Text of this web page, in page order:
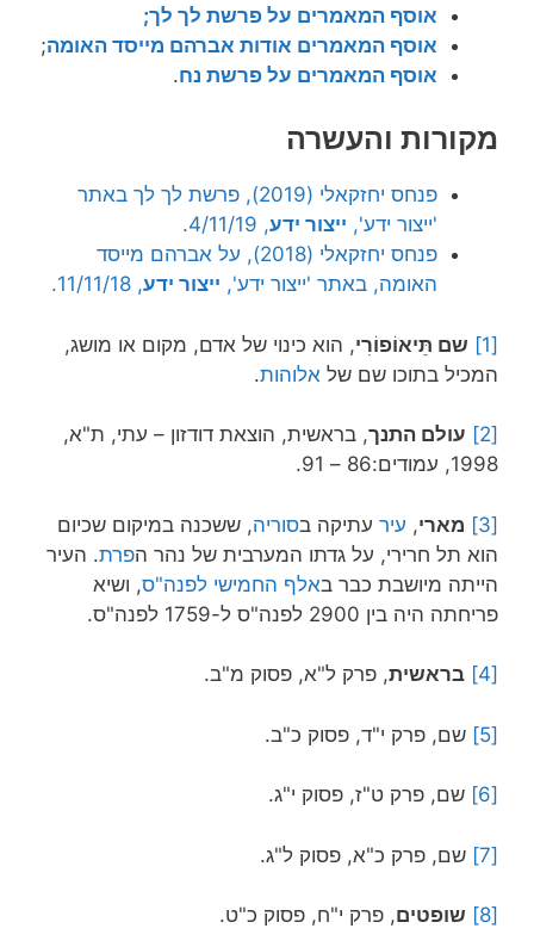
אוסף המאמרים על פרשת לך לך;
אוסף המאמרים אודות אברהם מייסד האומה;
אוסף המאמרים על פרשת נח.
מקורות והעשרה
פנחס יחזקאלי (2019), פרשת לך לך באתר
'ייצור ידע', ייצור ידע, 4/11/19.
פנחס יחזקאלי (2018), על אברהם מייסד
האומה, באתר 'ייצור ידע', ייצור ידע, 11/11/18.
[1] שם תֵּיאוֹפוֹרִי, הוא כינוי של אדם, מקום או מושג,
המכיל בתוכו שם של אלוהות.
[2] עולם התנך, בראשית, הוצאת דודזון – עתי, ת"א,
1998, עמודים:86 – 91.
[3] מארי, עיר עתיקה בסוריה, ששכנה במיקום שכיום
הוא תל חרירי, על גדתו המערבית של נהר הפרת. העיר
הייתה מיושבת כבר באלף החמישי לפנה"ס, ושיא
פריחתה היה בין 2900 לפנה"ס ל-1759 לפנה"ס.
[4] בראשית, פרק ל"א, פסוק מ"ב.
[5] שם, פרק י"ד, פסוק כ"ב.
[6] שם, פרק ט"ז, פסוק י"ג.
[7] שם, פרק כ"א, פסוק ל"ג.
[8] שופטים, פרק י"ח, פסוק כ"ט.